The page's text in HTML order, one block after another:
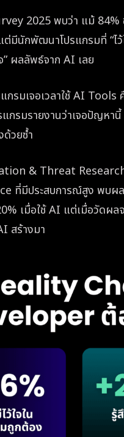
2025 พบว่า แม้ 84%
มีนักพัฒนาโปรแกรมที่ “ไ
” ผลลัพธ์จาก AI เลย
มเจอเวลาใช้ AI Tools
กรมรายงานว่าเจอปัญหา
ด้วยซ้ำ
& Threat
ที่มีประสบการณ์สูง พบผ
เมื่อใช้ AI แต่เมื่อวัดผล
สร้างมา